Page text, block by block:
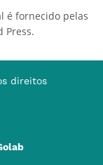
é fornecido pelas
Press.
direitos